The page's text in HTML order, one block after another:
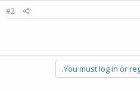
#2
You must log in or